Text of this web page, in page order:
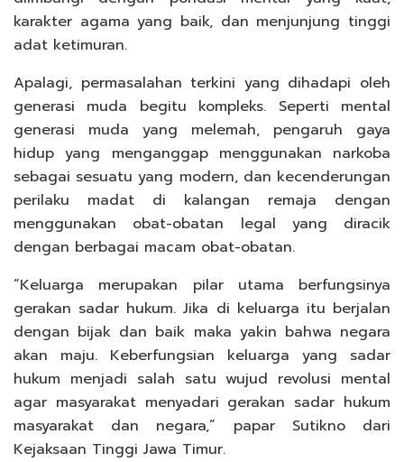
karakter agama yang baik, dan menjunjung tinggi
adat ketimuran.
Apalagi, permasalahan terkini yang dihadapi oleh
generasi muda begitu kompleks. Seperti mental
generasi muda yang melemah, pengaruh gaya
hidup yang menganggap menggunakan narkoba
sebagai sesuatu yang modern, dan kecenderungan
perilaku madat di kalangan remaja dengan
menggunakan obat-obatan legal yang diracik
dengan berbagai macam obat-obatan.
“Keluarga merupakan pilar utama berfungsinya
gerakan sadar hukum. Jika di keluarga itu berjalan
dengan bijak dan baik maka yakin bahwa negara
akan maju. Keberfungsian keluarga yang sadar
hukum menjadi salah satu wujud revolusi mental
agar masyarakat menyadari gerakan sadar hukum
masyarakat dan negara,” papar Sutikno dari
Kejaksaan Tinggi Jawa Timur.